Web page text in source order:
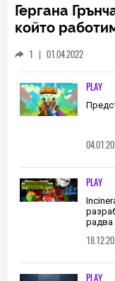
Гергана
който
трябва да
(ИНТЕРВЮ)
1 | 01.04.2022
PLAY
PLAY
радва
PLAY